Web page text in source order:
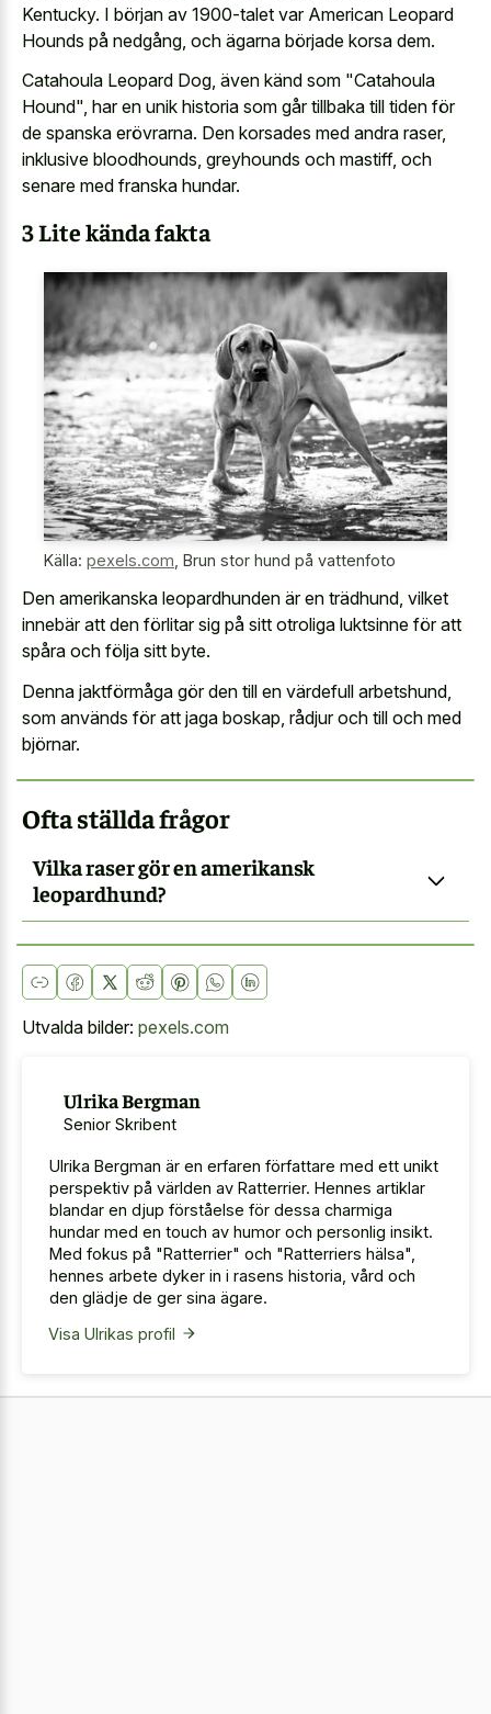
Kentucky. I början av 1900-talet var American Leopard
Hounds på nedgång, och ägarna började korsa dem.
Catahoula Leopard Dog, även känd som "Catahoula
Hound", har en unik historia som går tillbaka till tiden för
de spanska erövrarna. Den korsades med andra raser,
inklusive bloodhounds, greyhounds och mastiff, och
senare med franska hundar.
3 Lite kända fakta
Källa: pexels.com Brun stor hund på vattenfoto
Den amerikanska leopardhunden är en trädhund, vilket
innebär att den förlitar sig på sitt otroliga luktsinne för att
spåra och följa sitt byte.
Denna jaktförmåga gör den till en värdefull arbetshund,
som används för att jaga boskap, rådjur och till och med
björnar.
Ofta ställda frågor
Vilka raser gör en amerikansk
leopardhund?
Utvalda bilder: pexels.com
Ulrika Bergman
Senior Skribent
Ulrika Bergman är en erfaren författare med ett unikt
perspektiv på världen av Ratterrier. Hennes artiklar
blandar en djup förståelse för dessa charmiga
hundar med en touch av humor och personlig insikt.
Med fokus på "Ratterrier" och "Ratterriers hälsa",
hennes arbete dyker in i rasens historia, vård och
den glädje de ger sina ägare.
Visa Ulrikas profil